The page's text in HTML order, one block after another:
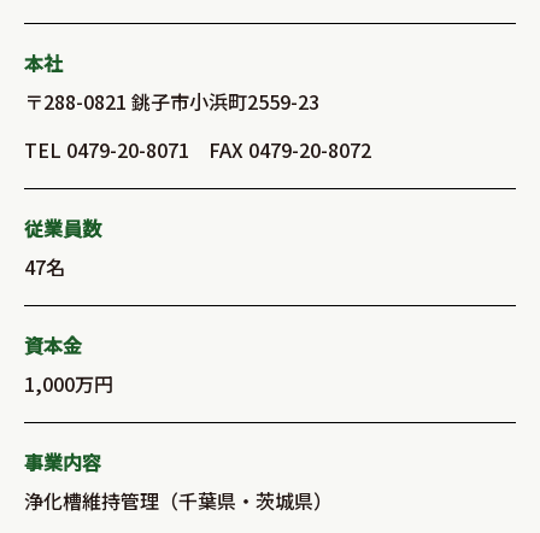
本社
〒288-0821 銚子市小浜町2559-23
TEL 0479-20-8071 FAX 0479-20-8072
従業員数
47名
資本金
1,000万円
事業内容
浄化槽維持管理（千葉県・茨城県）